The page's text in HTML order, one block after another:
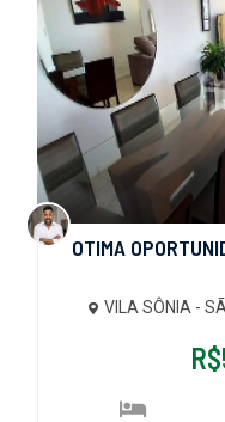
OTIMA
VILA SÔNIA -